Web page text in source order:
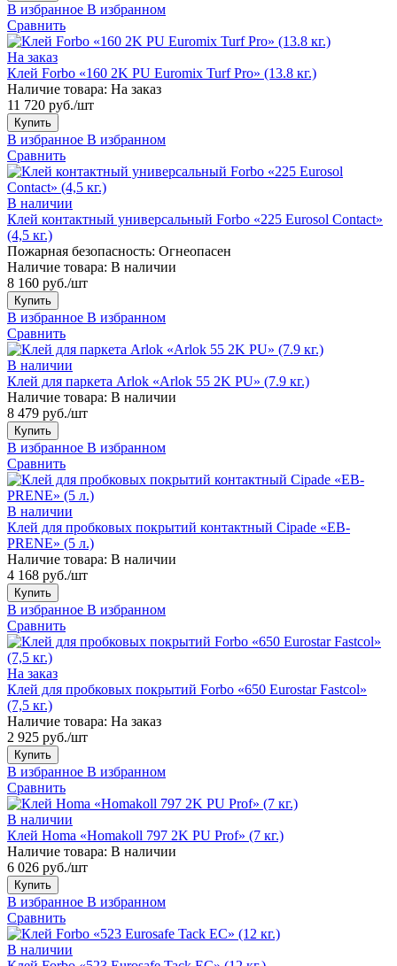
В избранное В избранном
Сравнить
На заказ
Клей Forbo «160 2K PU Euromix Turf Pro» (13.8 кг.)
Наличие товара: На заказ
11 720 руб./шт
Купить
В избранное В избранном
Сравнить
В наличии
Клей контактный универсальный Forbo «225 Eurosol Contact»
(4,5 кг.)
Пожарная безопасность: Огнеопасен
Наличие товара: В наличии
8 160 руб./шт
Купить
В избранное В избранном
Сравнить
В наличии
Клей для паркета Arlok «Arlok 55 2K PU» (7.9 кг.)
Наличие товара: В наличии
8 479 руб./шт
Купить
В избранное В избранном
Сравнить
В наличии
Клей для пробковых покрытий контактный Cipade «EB-
PRENE» (5 л.)
Наличие товара: В наличии
4 168 руб./шт
Купить
В избранное В избранном
Сравнить
На заказ
Клей для пробковых покрытий Forbo «650 Eurostar Fastcol»
(7,5 кг.)
Наличие товара: На заказ
2 925 руб./шт
Купить
В избранное В избранном
Сравнить
В наличии
Клей Homa «Homakoll 797 2K PU Prof» (7 кг.)
Наличие товара: В наличии
6 026 руб./шт
Купить
В избранное В избранном
Сравнить
В наличии